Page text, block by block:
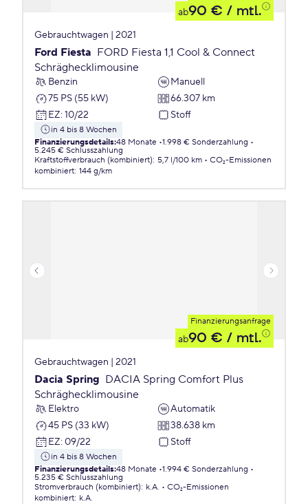
ab90 € / mtl.
Gebrauchtwagen | 2021
Ford Fiesta FORD Fiesta 1,1 Cool & Connect
Schräghecklimousine
Benzin
Manuell
75 PS (55 kW)
66.307 km
EZ: 10/22 Stoff
in 4 bis 8 Wochen
Finanzierungsdetails:48 Monate 1.998 € Sonderzahlung
5.245 € Schlusszahlung
Kraftstoffverbrauch (kombiniert): 5,7 l/100 km
CO₂-Emissionen
kombiniert: 144 g/km
Finanzierungsanfrage
ab90 € / mtl.
Gebrauchtwagen | 2021
Dacia Spring DACIA Spring Comfort Plus
Schräghecklimousine
Elektro
Automatik
45 PS (33 kW)
38.638 km
EZ: 09/22 Stoff
in 4 bis 8 Wochen
Finanzierungsdetails:48 Monate 1.994 € Sonderzahlung
5.235 € Schlusszahlung
Stromverbrauch (kombiniert): k.A.
CO₂-Emissionen
kombiniert: k.A.